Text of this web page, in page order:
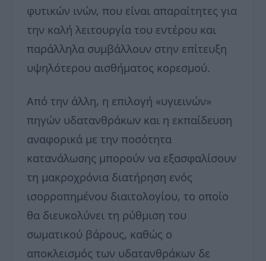
φυτικών ινών, που είναι απαραίτητες για
την καλή λειτουργία του εντέρου και
παράλληλα συμβάλλουν στην επίτευξη
υψηλότερου αισθήματος κορεσμού.
Από την άλλη, η επιλογή «υγιεινών»
πηγών υδατανθράκων και η εκπαίδευση
αναφορικά με την ποσότητα
κατανάλωσης μπορούν να εξασφαλίσουν
τη μακροχρόνια διατήρηση ενός
ισορροπημένου διαιτολογίου, το οποίο
θα διευκολύνει τη ρύθμιση του
σωματικού βάρους, καθώς ο
αποκλεισμός των υδατανθράκων δε